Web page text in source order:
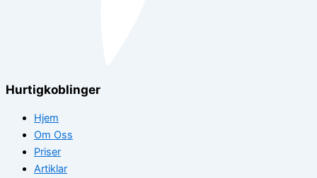
Hurtigkoblinger
Hjem
Om Oss
Priser
Artiklar